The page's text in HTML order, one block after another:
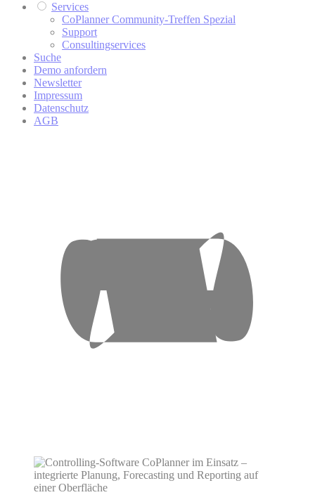
Services
CoPlanner Community-Treffen Spezial
Support
Consultingservices
Suche
Demo anfordern
Newsletter
Impressum
Datenschutz
AGB